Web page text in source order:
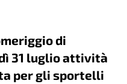
di
31 luglio attività
per gli sportelli